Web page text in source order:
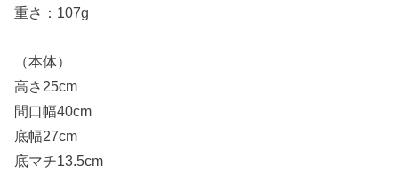
重さ：107g
（本体）
高さ25cm
間口幅40cm
底幅27cm
底マチ13.5cm